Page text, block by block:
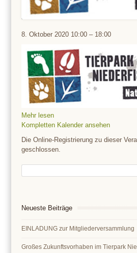
Tierpark
8. Oktober 2020 10:00 – 18:00
Mehr lesen
Kompletten Kalender ansehen
Die Online-Registrierung zu dieser
geschlossen.
Neueste Beiträge
EINLADUNG zur Mitgliederversammlung
Großes Zukunftsvorhaben im Tierpark